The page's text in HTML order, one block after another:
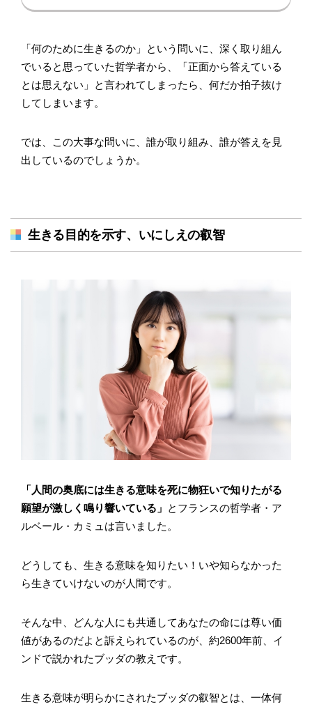
「何のために生きるのか」という問いに、深く取り組ん
でいると思っていた哲学者から、「正面から答えている
とは思えない」と言われてしまったら、何だか拍子抜け
してしまいます。
では、この大事な問いに、誰が取り組み、誰が答えを見
出しているのでしょうか。
生きる目的を示す、いにしえの叡智
「人間の奥底には生きる意味を死に物狂いで知りたがる
願望が激しく鳴り響いている」 とフランスの哲学者・ア
ルベール・カミュは言いました。
どうしても、生きる意味を知りたい！いや知らなかった
ら生きていけないのが人間です。
そんな中、どんな人にも共通してあなたの命には尊い価
値があるのだよと訴えられているのが、約2600年前、イ
ンドで説かれたブッダの教えです。
生きる意味が明らかにされたブッダの叡智とは、一体何